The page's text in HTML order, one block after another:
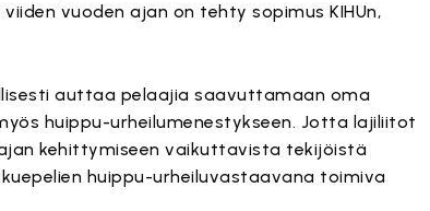
vuoden ajan on tehty sopimus KIHUn,
auttaa pelaajia saavuttamaan oma
huippu-urheilumenestykseen. Jotta lajiliitot
kehittymiseen vaikuttavista tekijöistä
huippu-urheiluvastaavana toimiva